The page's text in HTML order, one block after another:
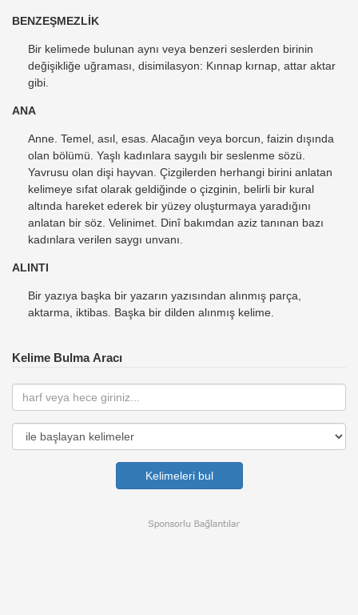
BENZEŞMEZLİK
Bir kelimede bulunan aynı veya benzeri seslerden birinin
değişikliğe uğraması, disimilasyon: Kınnap kırnap, attar aktar
gibi.
ANA
Anne. Temel, asıl, esas. Alacağın veya borcun, faizin dışında
olan bölümü. Yaşlı kadınlara saygılı bir seslenme sözü.
Yavrusu olan dişi hayvan. Çizgilerden herhangi birini anlatan
kelimeye sıfat olarak geldiğinde o çizginin, belirli bir kural
altında hareket ederek bir yüzey oluşturmaya yaradığını
anlatan bir söz. Velinimet. Dinî bakımdan aziz tanınan bazı
kadınlara verilen saygı unvanı.
ALINTI
Bir yazıya başka bir yazarın yazısından alınmış parça,
aktarma, iktibas. Başka bir dilden alınmış kelime.
Kelime Bulma Aracı